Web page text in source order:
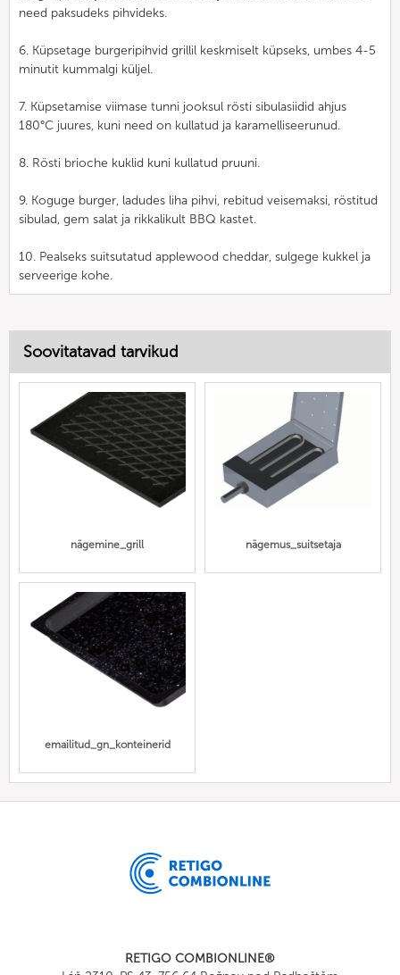
need paksudeks pihvideks.
6. Küpsetage burgeripihvid grillil keskmiselt küpseks, umbes 4-5
minutit kummalgi küljel.
7. Küpsetamise viimase tunni jooksul rösti sibulasiidid ahjus
180°C juures, kuni need on kullatud ja karamelliseerunud.
8. Rösti brioche kuklid kuni kullatud pruuni.
9. Koguge burger, ladudes liha pihvi, rebitud veisemaksi, röstitud
sibulad, gem salat ja rikkalikult BBQ kastet.
10. Pealseks suitsutatud applewood cheddar, sulgege kukkel ja
serveerige kohe.
Soovitatavad tarvikud
nägemine_grill nägemus_suitsetaja
emailitud_gn_konteinerid
RETIGO COMBIONLINE®